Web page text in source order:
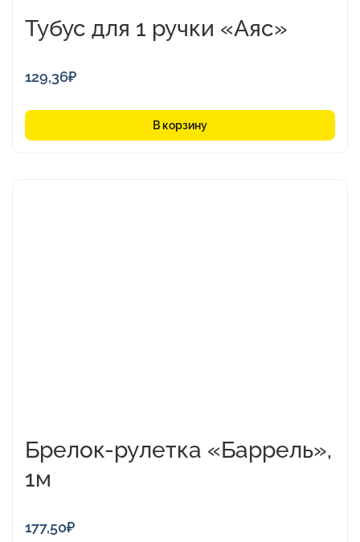
Тубус для 1 ручки «Аяс»
129,36₽
В корзину
Брелок-рулетка «Баррель»,
1м
177,50₽